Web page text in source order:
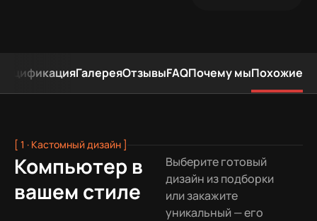
ГалереяОтзывыFAQПочему мыПохожие
[ 1 · Кастомный дизайн ]
Компьютер в
вашем стиле
Выберите готовый
дизайн из подборки
или закажите
уникальный — его